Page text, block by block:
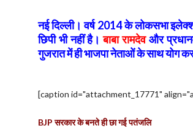
नई दिल्ली। वर्ष 2014 के लोकसभा
छिपी भी नहीं है।बाबा रामदेवऔर
गुजरात में ही भाजपा नेताओं के साथ योग
[caption id="attachment_17771"
BJP सरकार के बनते ही छा गई पतंजलि